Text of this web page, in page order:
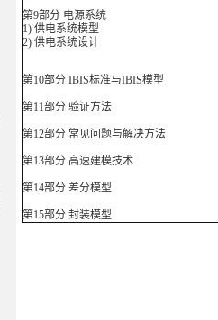
第9部分 电源系统
1) 供电系统模型
2) 供电系统设计
第10部分 IBIS标准与IBIS模型
第11部分 验证方法
第12部分 常见问题与解决方法
第13部分 高速建模技术
第14部分 差分模型
第15部分 封装模型